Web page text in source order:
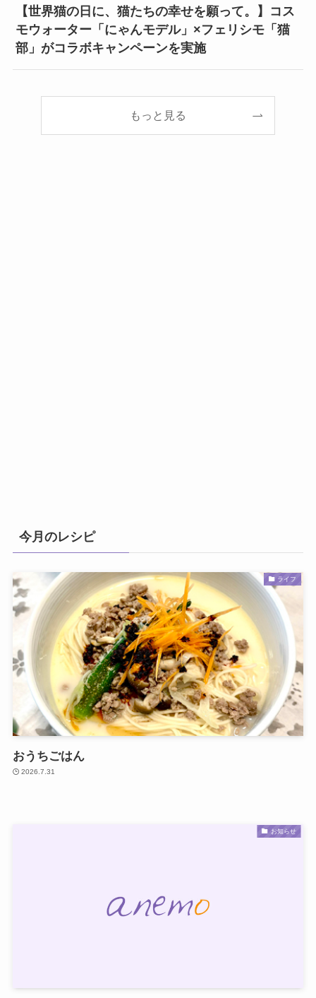
【世界猫の日に、猫たちの幸せを願って。】コス
モウォーター「にゃんモデル」×フェリシモ「猫
部」がコラボキャンペーンを実施
もっと見る
今月のレシピ
ライフ
おうちごはん
2026.7.31
お知らせ